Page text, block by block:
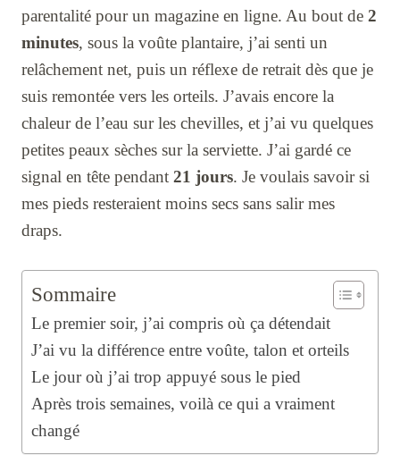
parentalité pour un magazine en ligne. Au bout de 2
minutes, sous la voûte plantaire, j’ai senti un
relâchement net, puis un réflexe de retrait dès que je
suis remontée vers les orteils. J’avais encore la
chaleur de l’eau sur les chevilles, et j’ai vu quelques
petites peaux sèches sur la serviette. J’ai gardé ce
signal en tête pendant 21 jours. Je voulais savoir si
mes pieds resteraient moins secs sans salir mes
draps.
Sommaire
Le premier soir, j’ai compris où ça détendait
J’ai vu la différence entre voûte, talon et orteils
Le jour où j’ai trop appuyé sous le pied
Après trois semaines, voilà ce qui a vraiment
changé